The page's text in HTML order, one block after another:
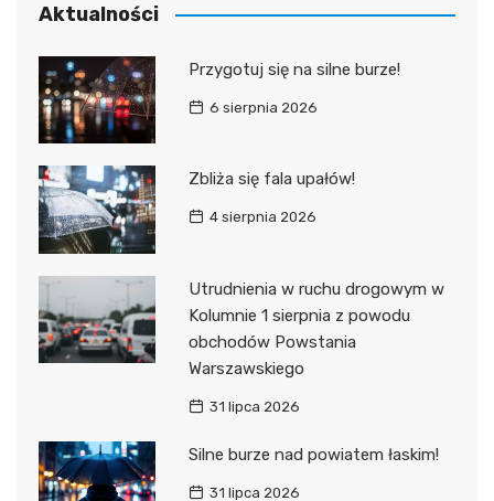
Aktualności
Przygotuj się na silne burze!
6 sierpnia 2026
Zbliża się fala upałów!
4 sierpnia 2026
Utrudnienia w ruchu drogowym w
Kolumnie 1 sierpnia z powodu
obchodów Powstania
Warszawskiego
31 lipca 2026
Silne burze nad powiatem łaskim!
31 lipca 2026